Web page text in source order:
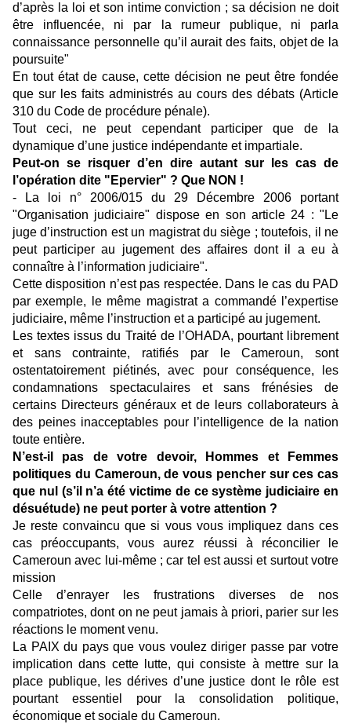
d’après la loi et son intime conviction ; sa décision ne doit
être influencée, ni par la rumeur publique, ni parla
connaissance personnelle qu’il aurait des faits, objet de la
poursuite"
En tout état de cause, cette décision ne peut être fondée
que sur les faits administrés au cours des débats (Article
310 du Code de procédure pénale).
Tout ceci, ne peut cependant participer que de la
dynamique d’une justice indépendante et impartiale.
Peut-on se risquer d’en dire autant sur les cas de
l’opération dite "Epervier" ? Que NON !
- La loi n° 2006/015 du 29 Décembre 2006 portant
"Organisation judiciaire" dispose en son article 24 : "Le
juge d’instruction est un magistrat du siège ; toutefois, il ne
peut participer au jugement des affaires dont il a eu à
connaître à l’information judiciaire".
Cette disposition n’est pas respectée. Dans le cas du PAD
par exemple, le même magistrat a commandé l’expertise
judiciaire, même l’instruction et a participé au jugement.
Les textes issus du Traité de l’OHADA, pourtant librement
et sans contrainte, ratifiés par le Cameroun, sont
ostentatoirement piétinés, avec pour conséquence, les
condamnations spectaculaires et sans frénésies de
certains Directeurs généraux et de leurs collaborateurs à
des peines inacceptables pour l’intelligence de la nation
toute entière.
N’est-il pas de votre devoir, Hommes et Femmes
politiques du Cameroun, de vous pencher sur ces cas
que nul (s’il n’a été victime de ce système judiciaire en
désuétude) ne peut porter à votre attention ?
Je reste convaincu que si vous vous impliquez dans ces
cas préoccupants, vous aurez réussi à réconcilier le
Cameroun avec lui-même ; car tel est aussi et surtout votre
mission
Celle d’enrayer les frustrations diverses de nos
compatriotes, dont on ne peut jamais à priori, parier sur les
réactions le moment venu.
La PAIX du pays que vous voulez diriger passe par votre
implication dans cette lutte, qui consiste à mettre sur la
place publique, les dérives d’une justice dont le rôle est
pourtant essentiel pour la consolidation politique,
économique et sociale du Cameroun.